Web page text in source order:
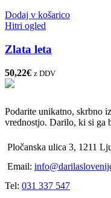
Dodaj v košarico
Hitri ogled
Zlata leta
50,22€ z DDV
Podarite unikatno, skrbno
vrednostjo. Darilo, ki si ga
Pločanska ulica 3, 1211
Email:
Tel: 031 337 547